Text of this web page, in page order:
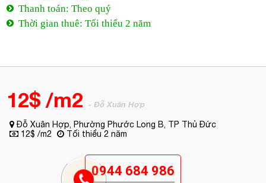
Thanh toán: Theo quý
Thời gian thuê: Tối thiểu 2 năm
12$ /m2 - Đỗ Xuân Hợp
Đỗ Xuân Hợp, Phường Phước Long B, TP Thủ Đức
12$ /m2
Tối thiểu 2 năm
0944 684 986